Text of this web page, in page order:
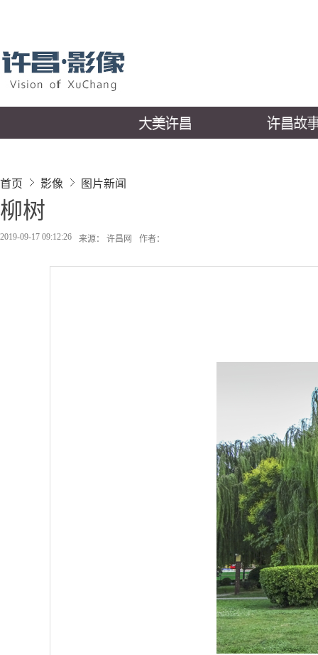
首页 影像 图片新闻
柳树
2019-09-17 09:12:26 来源： 许昌网 作者：